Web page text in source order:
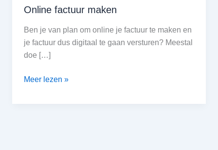
Online factuur maken
Ben je van plan om online je factuur te maken en
je factuur dus digitaal te gaan versturen? Meestal
doe […]
Online
Meer lezen »